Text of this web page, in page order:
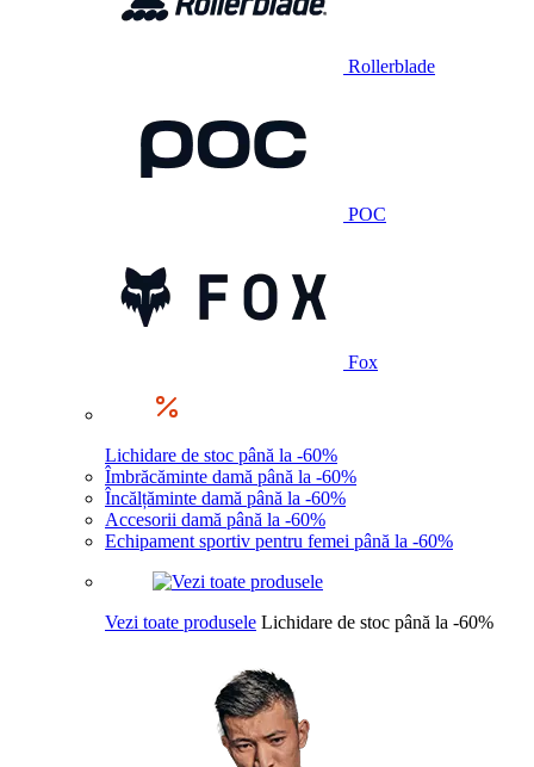
Rollerblade
POC
Fox
Lichidare de stoc până la -60%
Îmbrăcăminte damă până la -60%
Încălțăminte damă până la -60%
Accesorii damă până la -60%
Echipament sportiv pentru femei până la -60%
Vezi toate produsele Lichidare de stoc până la -60%